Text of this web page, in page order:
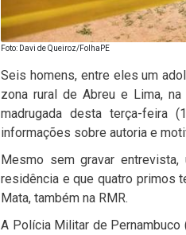
Foto: Davi de Queiroz/FolhaPE
Seis homens, entre eles um
zona rural de Abreu e Lima,
madrugada desta terça-feira
informações sobre autoria e
Mesmo sem gravar
residência e que quatro primos
Mata, também na RMR.
A Polícia Militar de Pernambuco